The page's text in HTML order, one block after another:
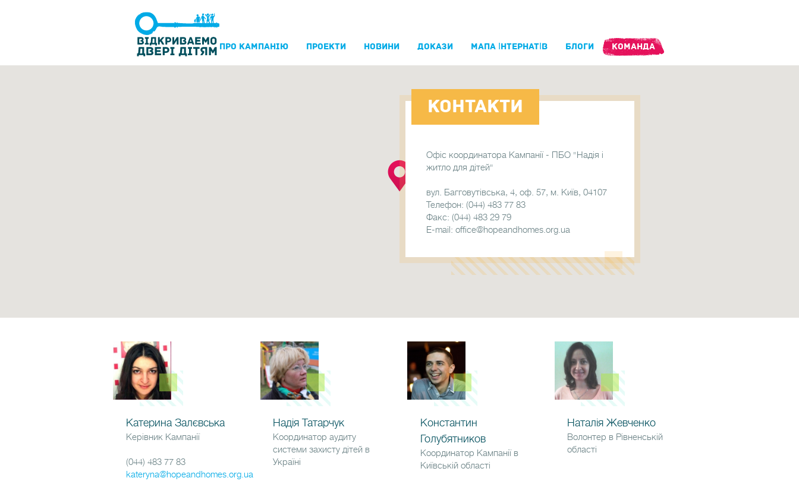
ПРО КАМПАНIЮ ПРОЕКТИ НОВИНИ ДОКАЗИ МАПА ІНТЕРНАТІВ БЛОГИ КОМАНДА
КОНТАКТИ
Офіс координатора Кампанії - ПБО "Надія і
житло для дітей"
вул. Багговутівська, 4, оф. 57, м. Київ, 04107
Телефон: (044) 483 77 83
Факс: (044) 483 29 79
E-mail: office@hopeandhomes.org.ua
Катерина Залєвська
Керівник Кампанії
(044) 483 77 83
kateryna@hopeandhomes.org.ua
Надія Татарчук
Координатор аудиту
системи захисту дітей в
Україні
Константин
Голубятников
Координатор Кампанії в
Київській області
Наталія Жевченко
Волонтер в Рівненській
області